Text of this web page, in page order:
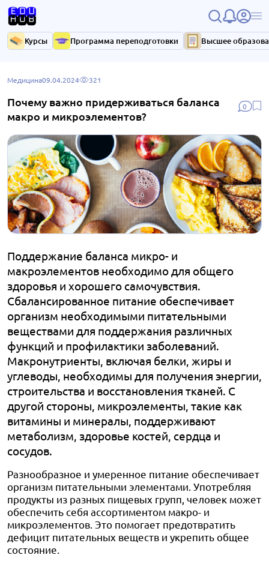
Курсы Программа переподготовки Высшее
0
Медицина09.04.2024 321
Почему важно придерживаться баланса
макро и микроэлементов?
Поддержание баланса микро- и
макроэлементов необходимо для общего
здоровья и хорошего самочувствия.
Сбалансированное питание обеспечивает
организм необходимыми питательными
веществами для поддержания различных
функций и профилактики заболеваний.
Макронутриенты, включая белки, жиры и
углеводы, необходимы для получения энергии,
строительства и восстановления тканей. С
другой стороны, микроэлементы, такие как
витамины и минералы, поддерживают
метаболизм, здоровье костей, сердца и
сосудов.
Разнообразное и умеренное питание обеспечивает
организм питательными элементами. Употребляя
продукты из разных пищевых групп, человек может
обеспечить себя ассортиментом макро- и
микроэлементов. Это помогает предотвратить
дефицит питательных веществ и укрепить общее
состояние.